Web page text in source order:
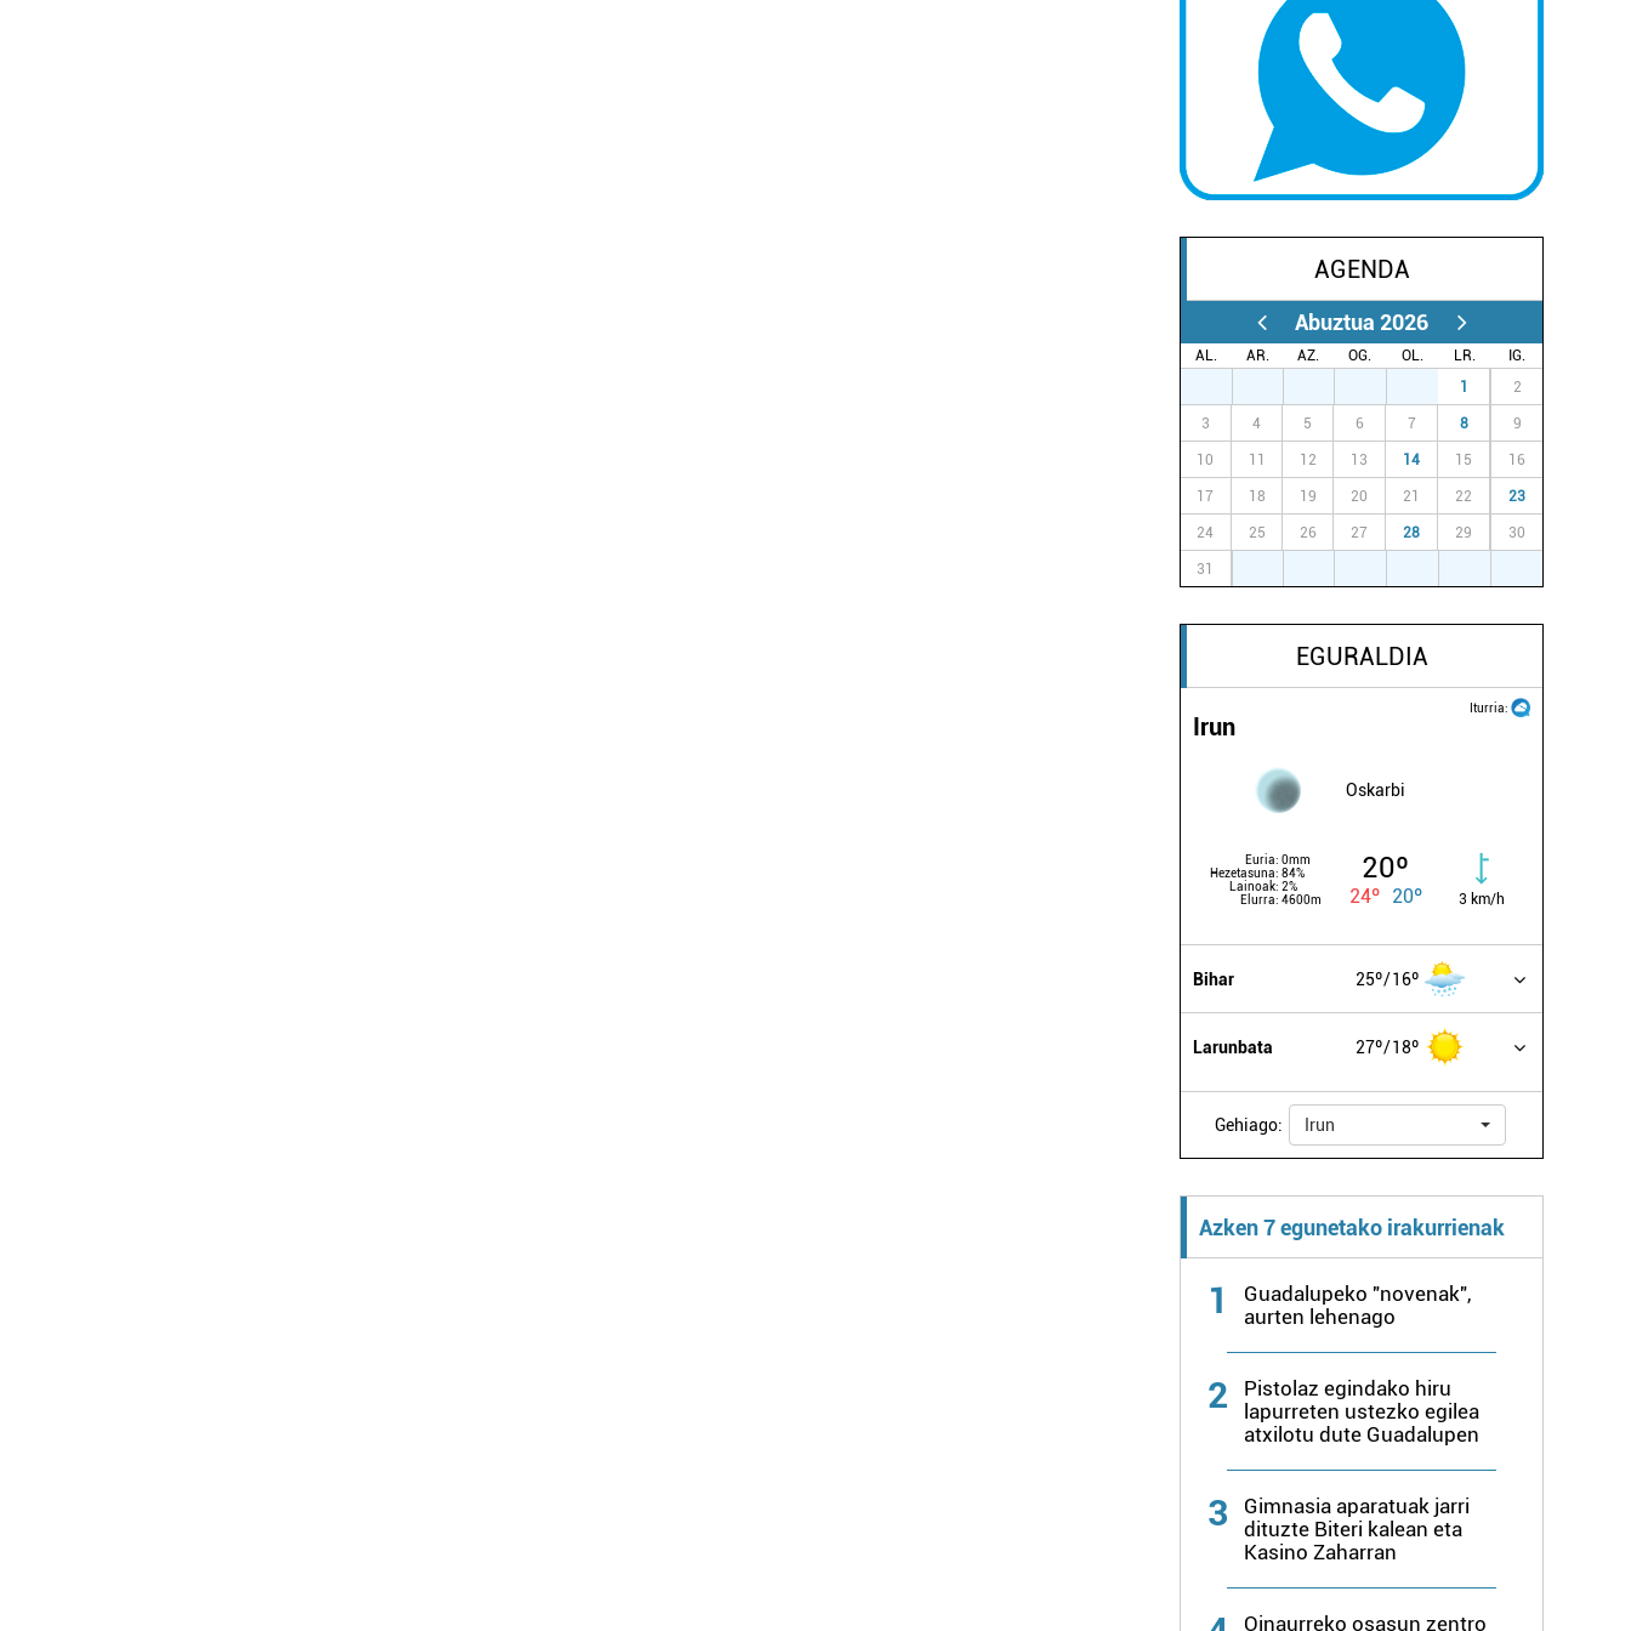
AGENDA
Abuztua 2026
AL. AR. AZ. OG. OL. LR.
IG.
1 2
3 4 5 6 7 8 9
10 11 12 13 14 15 16
17 18 19 20 21 22 23
24 25 26 27 28 29 30
31
EGURALDIA
Iturria:
Irun
Oskarbi
Euria: 0mm
Hezetasuna: 84%
Lainoak: 2%
Elurra: 4600m
20º
24º 20º 3 km/h
Bihar 25º 16º
Larunbata 27º 18º
Gehiago: Irun
Azken 7 egunetako irakurrienak
1
Guadalupeko "novenak",
aurten lehenago
2
Pistolaz egindako hiru
lapurreten ustezko egilea
atxilotu dute Guadalupen
3
Gimnasia aparatuak jarri
dituzte Biteri kalean eta
Kasino Zaharran
Oinaurreko osasun zentro